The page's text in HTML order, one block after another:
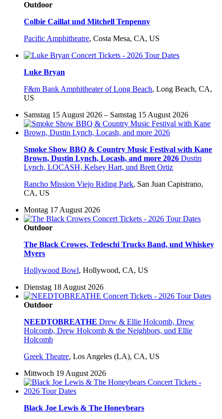
Outdoor
Colbie Caillat und Mitchell Tenpenny
Pacific Amphitheatre, Costa Mesa, CA, US
Luke Bryan
F&m Bank Amphitheater of Long Beach, Long Beach, CA,
US
Samstag 15 August 2026 – Samstag 15 August 2026
Smoke Show BBQ & Country Music Festival with Kane
Brown, Dustin Lynch, Locash, and more 2026 Dustin
Lynch, LOCASH, Kelsey Hart, und Brett Ortiz
Rancho Mission Viejo Riding Park, San Juan Capistrano,
CA, US
Montag 17 August 2026
Outdoor
The Black Crowes, Tedeschi Trucks Band, und Whiskey
Myers
Hollywood Bowl, Hollywood, CA, US
Dienstag 18 August 2026
Outdoor
NEEDTOBREATHE Drew & Ellie Holcomb, Drew
Holcomb, Drew Holcomb & the Neighbors, und Ellie
Holcomb
Greek Theatre, Los Angeles (LA), CA, US
Mittwoch 19 August 2026
Black Joe Lewis & The Honeybears